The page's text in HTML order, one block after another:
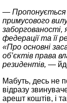
—
примусового
заборгованості,
федерації та її
«Про основні
об’єктів права
резидентів, —
Мабуть, десь не
відразу
арешт коштів, і